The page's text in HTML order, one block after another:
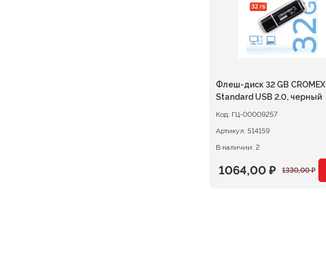
Флеш-диск 32 GB CROMEX
Standard USB 2.0, черный
Код: ГЦ-00009257
Артикул: 514159
В наличии: 2
1330,00₽
Первоначальная
1064,00 ₽
Текущая